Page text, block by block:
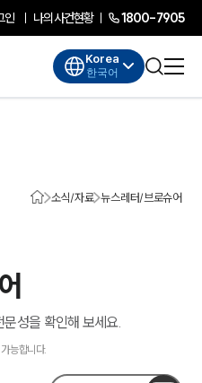
인 나의사건현황 1800-7905
Korea
한국어
소식/자료 뉴스레터/브로슈어
성을 확인해 보세요.
능합니다.